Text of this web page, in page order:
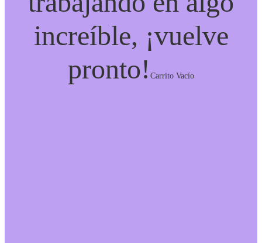
increíble, ¡vuelve
pronto!